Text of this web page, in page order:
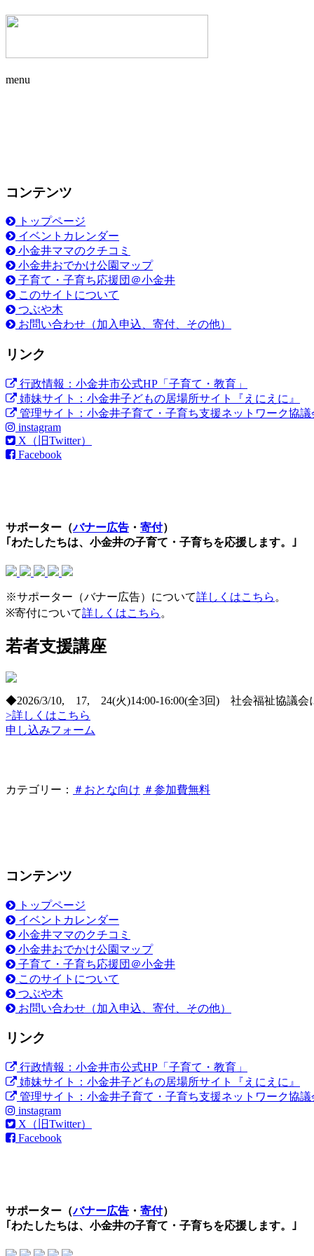
menu
コンテンツ
トップページ
イベントカレンダー
小金井ママのクチコミ
小金井おでかけ公園マップ
子育て・子育ち応援団＠小金井
このサイトについて
つぶや木
お問い合わせ（加入申込、寄付、その他）
リンク
行政情報：小金井市公式HP「子育て・教育」
姉妹サイト：小金井子どもの居場所サイト『えにえに』
管理サイト：小金井子育て・子育ち支援ネットワーク協議
instagram
X（旧Twitter）
Facebook
サポーター（バナー広告 ・ 寄付）
｢わたしたちは、小金井の子育て・子育ちを応援します。｣
※サポーター（バナー広告）について詳しくはこちら 。
※寄付について詳しくはこちら 。
若者支援講座
◆2026/3/10, 17, 24(火)14:00-16:00(全3回) 社会福祉協議
>詳しくはこちら
申し込みフォーム
カテゴリー： ＃おとな向け ＃参加費無料
コンテンツ
トップページ
イベントカレンダー
小金井ママのクチコミ
小金井おでかけ公園マップ
子育て・子育ち応援団＠小金井
このサイトについて
つぶや木
お問い合わせ（加入申込、寄付、その他）
リンク
行政情報：小金井市公式HP「子育て・教育」
姉妹サイト：小金井子どもの居場所サイト『えにえに』
管理サイト：小金井子育て・子育ち支援ネットワーク協議
instagram
X（旧Twitter）
Facebook
サポーター（バナー広告 ・ 寄付）
｢わたしたちは、小金井の子育て・子育ちを応援します。｣